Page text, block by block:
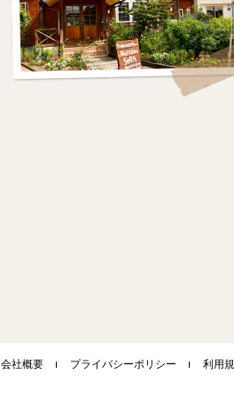
会社概要 プライバシーポリシー 利用